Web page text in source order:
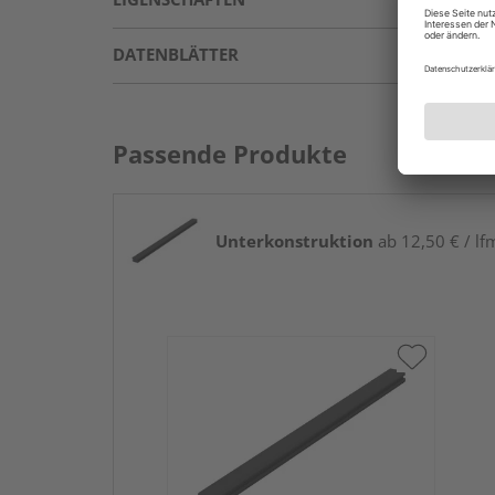
DATENBLÄTTER
Passende Produkte
Unterkonstruktion ab 12,50 € /